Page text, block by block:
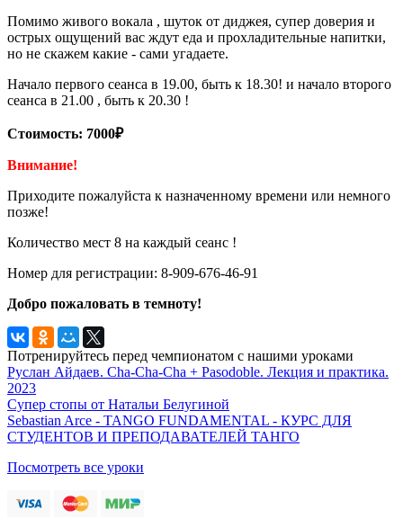
Помимо живого вокала , шуток от диджея, супер доверия и
острых ощущений вас ждут еда и прохладительные напитки,
но не скажем какие - сами угадаете.
Начало первого сеанса в 19.00, быть к 18.30! и начало второго
сеанса в 21.00 , быть к 20.30 !
Стоимость: 7000₽
Внимание!
Приходите пожалуйста к назначенному времени или немного
позже!
Количество мест 8 на каждый сеанс !
Номер для регистрации: 8-909-676-46-91
Добро пожаловать в темноту!
Потренируйтесь перед чемпионатом с нашими уроками
Руслан Айдаев. Cha-Cha-Cha + Pasodoble. Лекция и практика.
2023
Супер стопы от Натальи Белугиной
Sebastian Arce - TANGO FUNDAMENTAL - КУРС ДЛЯ
СТУДЕНТОВ И ПРЕПОДАВАТЕЛЕЙ ТАНГО
Посмотреть все уроки